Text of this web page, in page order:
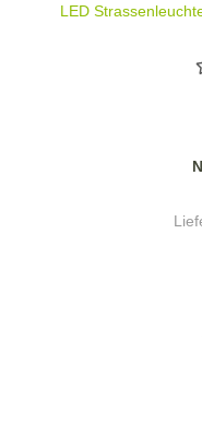
LED